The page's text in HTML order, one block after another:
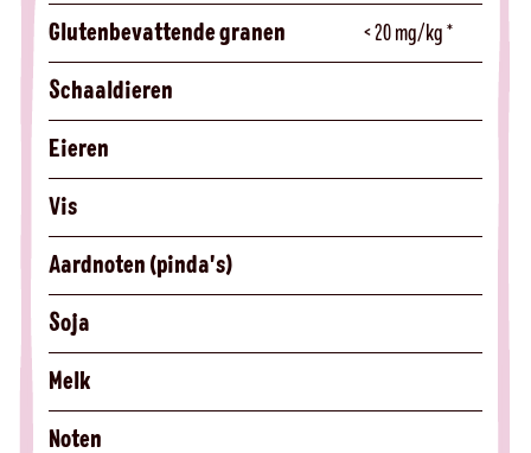
Glutenbevattende granen < 20 mg/kg *
Schaaldieren
Eieren
Vis
Aardnoten (pinda's)
Soja
Melk
Noten